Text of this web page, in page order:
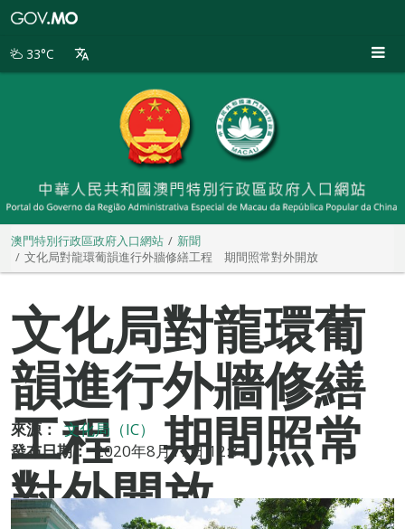
別
33°C
澳門特別行政區政府入口網站
新聞
文化局對龍環葡韻進行外牆修繕工程 期間照常對外開放
文化局對龍環葡
韻進行外牆修繕
工程 期間照常
對外開放
來源： 文化局（IC）
發布日期：
2020年8月17日 12:37